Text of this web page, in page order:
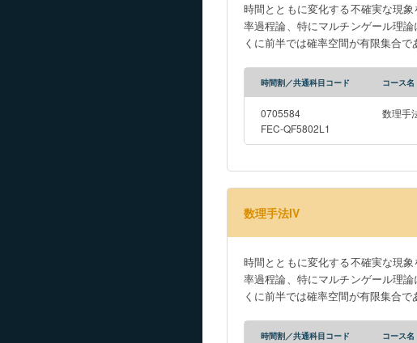
時間とともに変化する不確実な現
率過程論、特にマルチンゲール理
くに前半では確率空間が有限集合
時間割／共通科目コード コース名
0705584
FEC-QF5802L1
数理手
数理手法IV
時間とともに変化する不確実な現
率過程論、特にマルチンゲール理
くに前半では確率空間が有限集合
時間割／共通科目コード コース名